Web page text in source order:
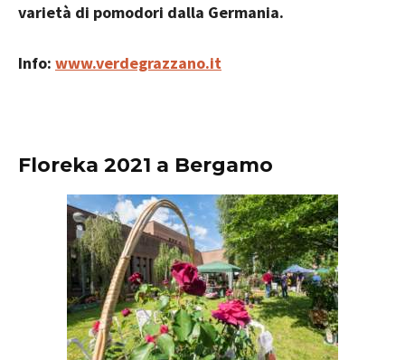
varietà di pomodori dalla Germania.
Info: www.verdegrazzano.it
Floreka 2021 a Bergamo